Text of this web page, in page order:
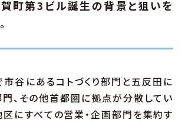
町第3ビル誕生の背景と狙いを
市谷にあるコトづくり部門と五反田に
門、その他首都圏に拠点が分散してい
区にすべての営業・企画部門を集約す